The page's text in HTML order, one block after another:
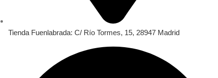
Tienda Fuenlabrada: C/ Río Tormes, 15, 28947 Madrid